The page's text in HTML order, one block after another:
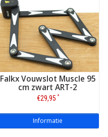
Falkx Vouwslot Muscle 95
cm zwart ART-2
€29,95 *
Informatie